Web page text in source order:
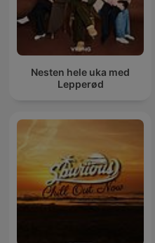
Nesten hele uka med
Lepperød